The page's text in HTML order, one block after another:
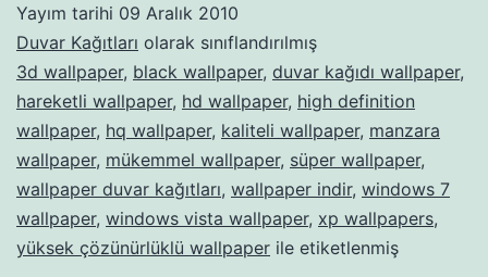
Yayım tarihi 09 Aralık 2010
Duvar Kağıtları olarak sınıflandırılmış
3d wallpaper, black wallpaper, duvar kağıdı wallpaper,
hareketli wallpaper, hd wallpaper, high definition
wallpaper, hq wallpaper, kaliteli wallpaper, manzara
wallpaper, mükemmel wallpaper, süper wallpaper,
wallpaper duvar kağıtları, wallpaper indir, windows 7
wallpaper, windows vista wallpaper, xp wallpapers,
yüksek çözünürlüklü wallpaper ile etiketlenmiş